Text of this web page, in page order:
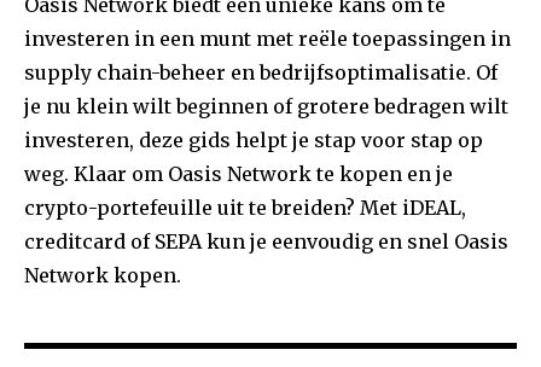
Oasis Network biedt een unieke kans om te
investeren in een munt met reële toepassingen in
supply chain-beheer en bedrijfsoptimalisatie. Of
je nu klein wilt beginnen of grotere bedragen wilt
investeren, deze gids helpt je stap voor stap op
weg. Klaar om Oasis Network te kopen en je
crypto-portefeuille uit te breiden? Met iDEAL,
creditcard of SEPA kun je eenvoudig en snel Oasis
Network kopen.